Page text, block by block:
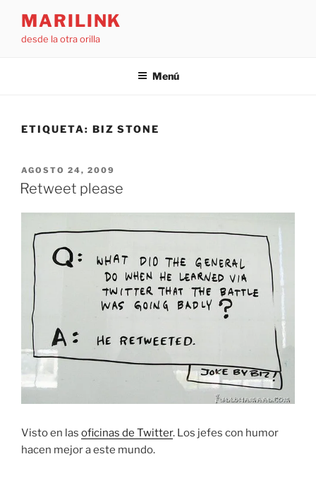
contenido
MARILINK
desde la otra orilla
Menú
ETIQUETA: BIZ STONE
PUBLICADO
EL
AGOSTO 24, 2009
Retweet please
Visto en las oficinas de Twitter. Los jefes con humor
hacen mejor a este mundo.